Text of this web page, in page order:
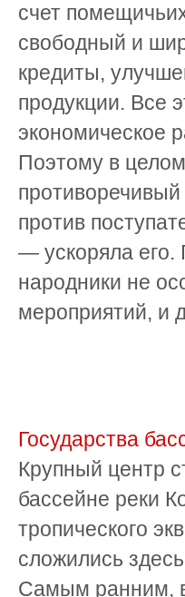
счет
свободный и
кредиты,
продукции. Все
экономическое
Поэтому в
против
— ускоряла его.
народники не
мероприятий, и
Государства
Крупный центр
бассейне реки
тропического
сложились
Самым ранним,